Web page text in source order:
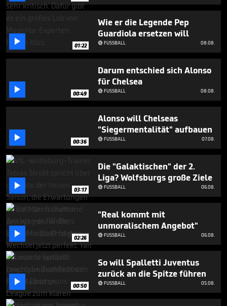
minutes,
0
 01:22
Wie er die Legende Pep
Guardiola ersetzen will
FUSSBALL 08.08.
 00:49
Darum entschied sich Alonso
für Chelsea
FUSSBALL 08.08.
 00:36
Alonso will Chelseas
"Siegermentalität" aufbauen
FUSSBALL 07.08.
 03:17
Die "Galaktischen" der 2.
Liga? Wolfsburgs große Ziele
FUSSBALL 06.08.
 02:26
"Real kommt mit
unmoralischem Angebot"
FUSSBALL 06.08.
 00:50
So will Spalletti Juventus
zurück an die Spitze führen
FUSSBALL 05.08.